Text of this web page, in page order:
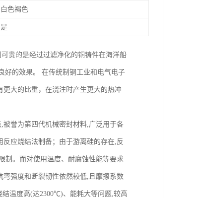
白色褐色
是
贵的是经过过滤净化的铜铸件在海洋船
好的效果。 在传统制铜工业和电气电子
大的比重，在浇注时产生更大的热冲
誉为第四代机械密封材料,广泛用于各
应烧结法制备；由于游离硅的存在,反
制。而对使用温度、耐腐蚀性能等要求
强度和断裂韧性依然较低,且摩擦系数
温度高(达2300℃)、能耗大等问题,较高